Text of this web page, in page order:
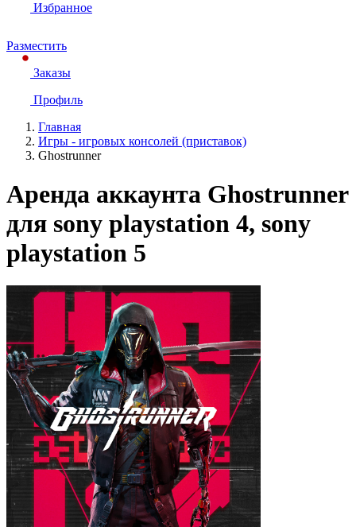
Избранное
Разместить
Заказы
Профиль
Главная
Игры - игровых консолей (приставок)
Ghostrunner
Аренда аккаунта Ghostrunner
для sony playstation 4, sony
playstation 5